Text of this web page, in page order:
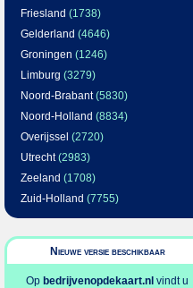
Friesland (1738)
Gelderland (4646)
Groningen (1246)
Limburg (3279)
Noord-Brabant(5830)
Noord-Holland (8834)
Overijssel (2720)
Utrecht(2983)
Zeeland (1708)
Zuid-Holland (7755)
Nieuwe versie beschikbaar
Op bedrijvenopdekaart.nl vindt u